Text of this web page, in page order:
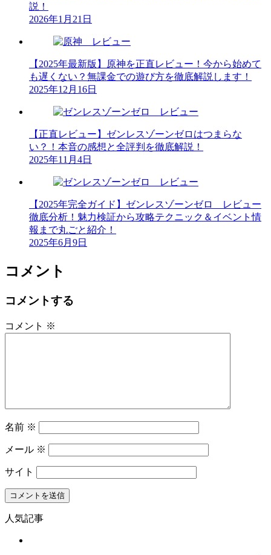
説！
2026年1月21日
【2025年最新版】原神を正直レビュー！今から始めて
も遅くない？無課金での遊び方を徹底解説します！
2025年12月16日
【正直レビュー】ゼンレスゾーンゼロはつまらな
い？！本音の感想と全評判を徹底解説！
2025年11月4日
【2025年完全ガイド】ゼンレスゾーンゼロ レビュー
徹底分析！魅力検証から攻略テクニック＆イベント情
報まで丸ごと紹介！
2025年6月9日
コメント
コメントする
コメント ※
名前 ※
メール ※
サイト
人気記事